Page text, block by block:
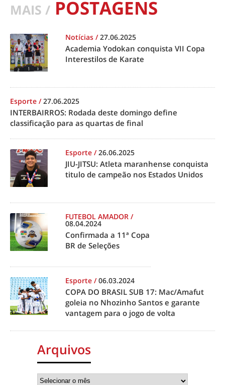
MAIS / POSTAGENS
Notícias /27.06.2025
Academia Yodokan conquista VII Copa
Interestilos de Karate
Esporte /27.06.2025
INTERBAIRROS: Rodada deste domingo define
classificação para as quartas de final
Esporte /26.06.2025
JIU-JITSU: Atleta maranhense conquista
titulo de campeão nos Estados Unidos
FUTEBOL AMADOR /
08.04.2024
Confirmada a 11ª Copa
BR de Seleções
Esporte /06.03.2024
COPA DO BRASIL SUB 17: Mac/Amafut
goleia no Nhozinho Santos e garante
vantagem para o jogo de volta
Arquivos